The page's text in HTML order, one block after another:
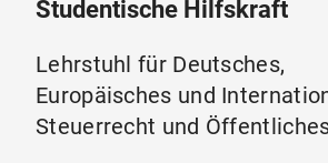
Studentische Hilfskraft
Lehrstuhl für Deutsches,
Europäisches und
Steuerrecht und